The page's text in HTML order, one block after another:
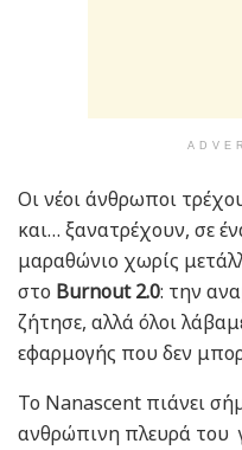
Οι νέοι άνθρωποι
και… ξανατρέχουν, σε
μαραθώνιο χωρίς
στο Burnout 2.0: την
ζήτησε, αλλά όλοι
εφαρμογής που δεν
Το Nanascent πιάνει
ανθρώπινη πλευρά του